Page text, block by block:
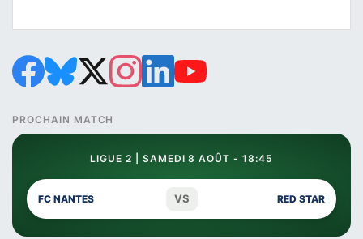
PROCHAIN MATCH
LIGUE 2 | SAMEDI 8 AOÛT - 18:45
FC NANTES VS RED STAR